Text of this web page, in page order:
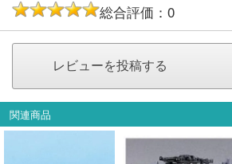
総合評価：0
関連商品